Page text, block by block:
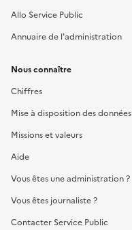
Allo Service Public
Annuaire de l'administration
Nous connaître
Chiffres
Mise à disposition des données
Missions et valeurs
Aide
Vous êtes une administration ?
Vous êtes journaliste ?
Contacter Service Public